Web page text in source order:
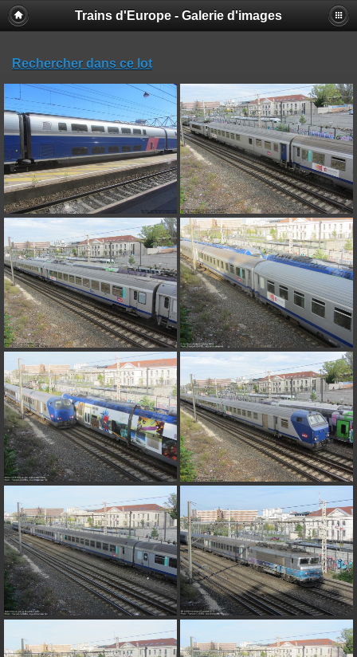
Trains d'Europe - Galerie d'images
Rechercher dans ce lot